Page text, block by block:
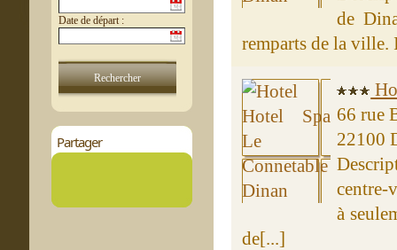
Date de départ :
Partager
de
remparts de la ville.
66 rue
22100
centre-
à
de[...]